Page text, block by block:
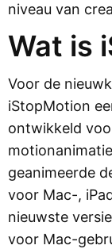
niveau van
Wat is
Voor de
iStopMotion
ontwikkeld
geanimeerde
voor Mac-,
nieuwste
voor Mac-